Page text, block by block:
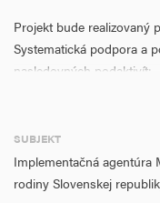
Projekt bude realizovaný
Systematická podpora a
nasledovných podaktivít:
1.2.Výkon a koordinácia
1.3 Podpora zvyšovania
SUBJEKT
Implementačná agentúra
rodiny Slovenskej